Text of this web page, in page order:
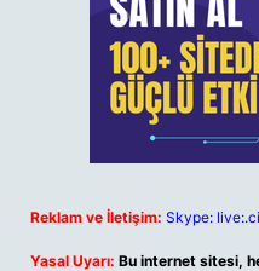
Reklam ve İletişim: Skype:
Yasal Uyarı: Bu internet sitesi,